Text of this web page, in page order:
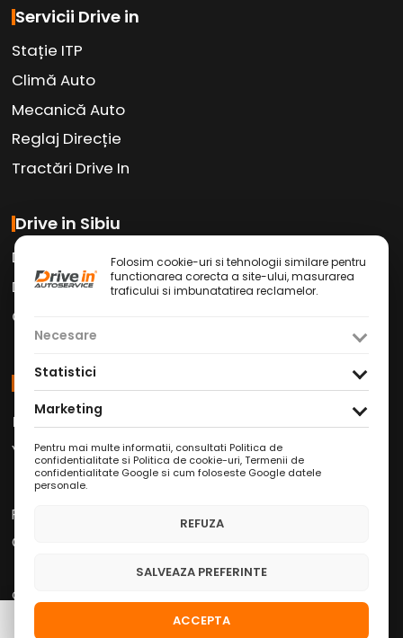
Servicii Drive in
Stație ITP
Climă Auto
Mecanică Auto
Reglaj Direcție
Tractări Drive In
Drive in Sibiu
Drive in Car Wash
Drive in Cafe
Contact
Social Media
Facebook Instagram
Youtube/WhatsApp/LinkedIn
Politica de Confidențialitate
Condiții Service Auto
Copyright © 2026 Drive in Autoservice
Folosim cookie-uri si tehnologii similare pentru
functionarea corecta a site-ului, masurarea
traficului si imbunatatirea reclamelor.
Necesare
Statistici
Marketing
Pentru mai multe informatii, consultati Politica de
confidentialitate si Politica de cookie-uri,Termenii de
confidentialitate Google si cum foloseste Google datele
personale.
REFUZA
SALVEAZA PREFERINTE
ACCEPTA